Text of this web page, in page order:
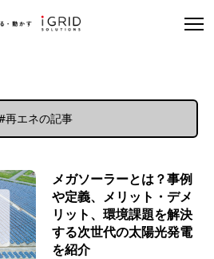
再エネの記事
メガソーラーとは？事例
や定義、メリット・デメ
リット、環境課題を解決
する次世代の太陽光発電
を紹介